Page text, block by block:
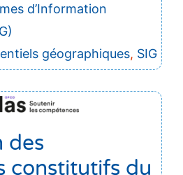
d’Information
géographiques, SIG
des
constitutifs du